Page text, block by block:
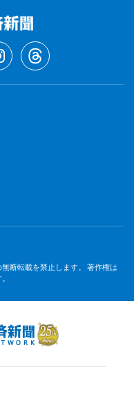
断転載を禁止します。 著作権は